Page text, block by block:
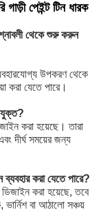
পেইন্ট টিন ধারক
থেকে শুরু করুন
উপকরণ থেকে
করা যেতে পারে।
করা হয়েছে। তারা
দীর্ঘ সময়ের জন্য
করা যেতে পারে?
ডিজাইন করা হয়েছে, তবে
বা আঠালো সঞ্চয়